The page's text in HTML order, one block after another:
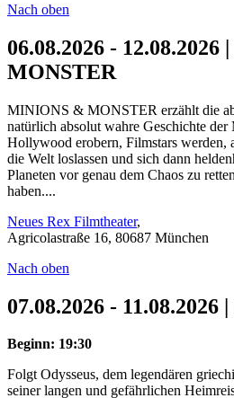
Nach oben
06.08.2026 -
MONSTER
MINIONS & MONSTER erzählt die
natürlich absolut wahre Geschichte
Hollywood erobern, Filmstars werden,
die Welt loslassen und sich dann
Planeten vor genau dem Chaos zu
haben....
Neues Rex Filmtheater,
Agricolastraße 16, 80687 München
Nach oben
07.08.2026 - 11.08.2026
Beginn: 19:30
Folgt Odysseus, dem legendären
seiner langen und gefährlichen